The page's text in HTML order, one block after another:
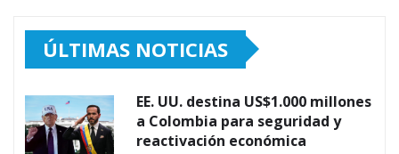
ÚLTIMAS NOTICIAS
EE. UU. destina US$1.000 millones
a Colombia para seguridad y
reactivación económica